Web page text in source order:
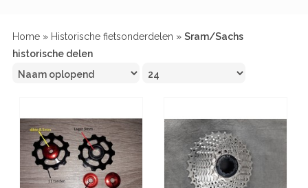
Home » Historische fietsonderdelen » Sram/Sachs
historische delen